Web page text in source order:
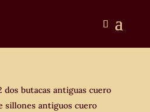
butacas antiguas cuero
sillones antiguos cuero